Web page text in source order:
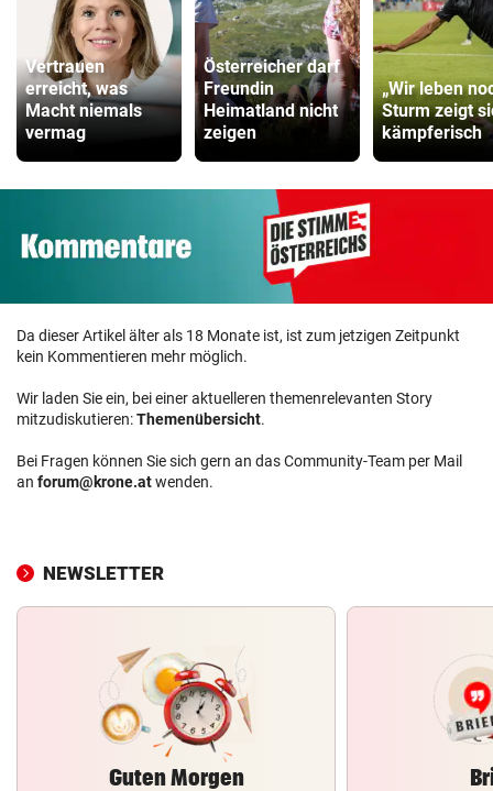
Vertrauen
erreicht, was
Macht niemals
vermag
Österreicher darf
Freundin
Heimatland nicht
zeigen
„Wir leben
Sturm zeigt
kämpferisch
Da dieser Artikel älter als 18 Monate ist, ist zum jetzigen Zeitpunkt
kein Kommentieren mehr möglich.
Wir laden Sie ein, bei einer aktuelleren themenrelevanten Story
mitzudiskutieren:Themenübersicht.
Bei Fragen können Sie sich gern an das Community-Team per Mail
an forum@krone.atwenden.
NEWSLETTER
Guten Morgen